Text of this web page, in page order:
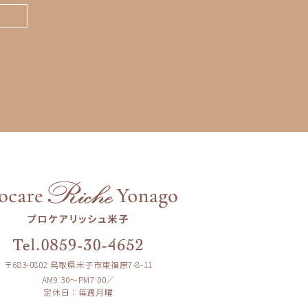
〒683-0802 鳥取県米子市東福原7-8-11
AM9:30〜PM7:00／
定休日：毎週月曜